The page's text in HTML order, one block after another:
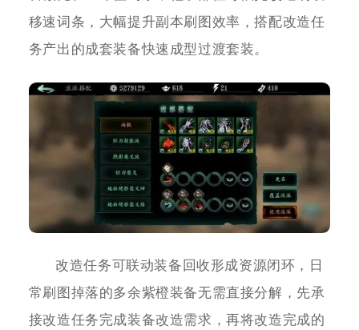
移速词条，大幅提升副本刷图效率，搭配改造任
务产出的成套装备快速成型过渡套装。
改造任务可联动装备回收形成资源闭环，日
常刷图掉落的多余紫橙装备无需直接分解，先承
接改造任务完成装备改造需求，再将改造完成的